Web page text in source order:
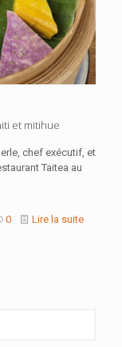
et mitihue
chef exécutif, et
Taitea au
0 Lire la suite